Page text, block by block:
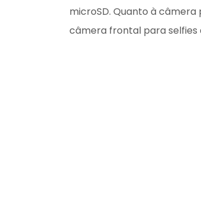
microSD. Quanto à
câmera frontal para selfies